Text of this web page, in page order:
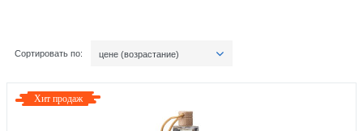
Сортировать по: цене (возрастание)
Хит продаж